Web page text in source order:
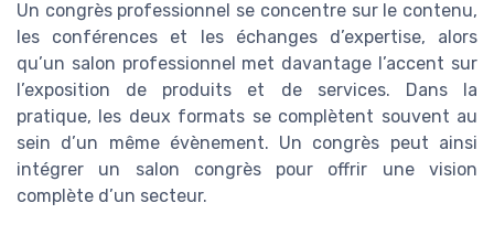
Un congrès professionnel se concentre sur le contenu,
les conférences et les échanges d’expertise, alors
qu’un salon professionnel met davantage l’accent sur
l’exposition de produits et de services. Dans la
pratique, les deux formats se complètent souvent au
sein d’un même évènement. Un congrès peut ainsi
intégrer un salon congrès pour offrir une vision
complète d’un secteur.